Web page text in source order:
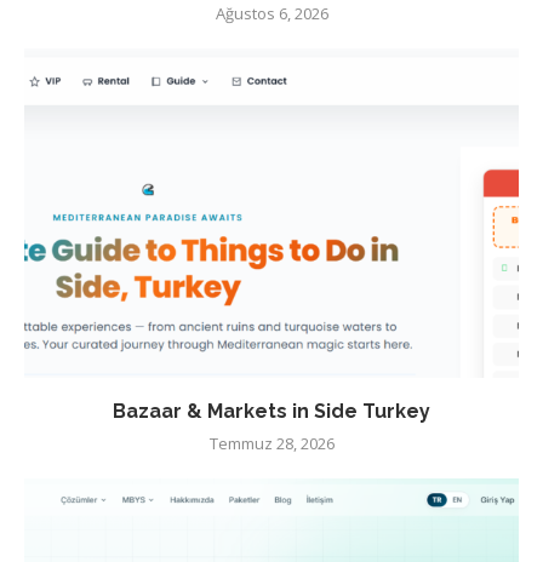
Ağustos 6, 2026
Bazaar & Markets in Side Turkey
Temmuz 28, 2026